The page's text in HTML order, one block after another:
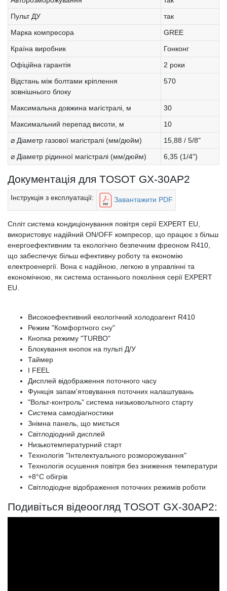
Пульт ДУ
так
Марка компресора
GREE
Країна виробник
Гонконг
Офіційна гарантія
2 роки
Відстань між болтами кріплення
зовнішнього блоку
570
Максимальна довжина магістралі, м
30
Максимальний перепад висоти, м
10
⌀ Діаметр газової магістралі (мм/дюйм)
15,88 / 5/8"
⌀ Діаметр рідинної магістралі (мм/дюйм)
6,35 (1/4")
Документація для TOSOT GX-30AP2
Інструкція з експлуатації: Завантажити PDF
Спліт система кондиціонування повітря серії EXPERT EU,
використовує надійний ON/OFF компресор, що працює з більш
енергоефективним та екологічно безпечним фреоном R410,
що забеспечує більш ефективну роботу та економію
електроенергії. Вона є надійною, легкою в управлінні та
економічною, як система останнього покоління серії EXPERT
EU.
Високоефективний екологічний холодоагент R410
Режим "Комфортного сну"
Кнопка режиму "TURBO"
Блокування кнопок на пульті Д/У
Таймер
I FEEL
Дисплей відображення поточного часу
Функція запам'ятовування поточних налаштувань
"Вольт-контроль" система низьковольтного старту
Система самодіагностики
Знімна панель, що миється
Світлодіодний дисплей
Низькотемпературний старт
Технологія "Інтелектуального розморожування"
Технологія осушення повітря без зниження температури
+8°С обігрів
Світлодіодне відображення поточних режимів роботи
Подивіться відеоогляд TOSOT GX-30AP2: